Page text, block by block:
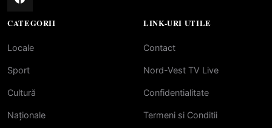
CATEGORII
Locale
Sport
Cultură
Naționale
LINK-URI UTILE
Contact
Nord-Vest TV Live
Confidentialitate
Termeni si Conditii